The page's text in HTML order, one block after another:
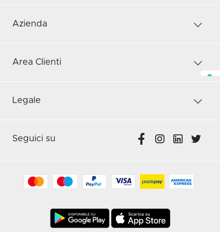
Azienda
Area Clienti
Legale
Seguici su